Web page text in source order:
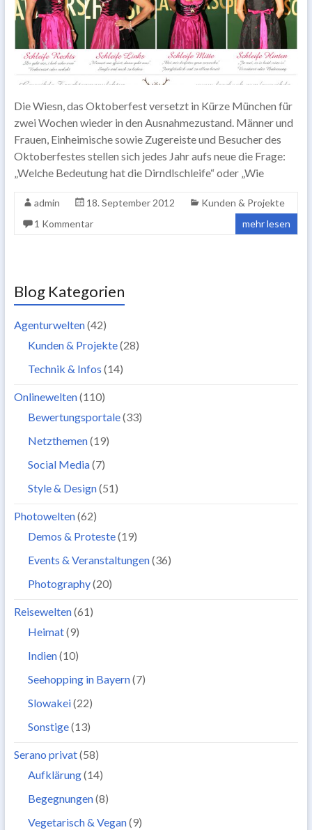
Die Wiesn, das Oktoberfest versetzt in Kürze München für
zwei Wochen wieder in den Ausnahmezustand. Männer und
Frauen, Einheimische sowie Zugereiste und Besucher des
Oktoberfestes stellen sich jedes Jahr aufs neue die Frage:
„Welche Bedeutung hat die Dirndlschleife“ oder „Wie
admin 18. September 2012
Kunden & Projekte
1 Kommentar
mehr lesen
Blog Kategorien
Agenturwelten(42)
Kunden & Projekte(28)
Technik & Infos (14)
Onlinewelten(110)
Bewertungsportale(33)
Netzthemen(19)
Social Media(7)
Style & Design(51)
Photowelten(62)
Demos & Proteste(19)
Events & Veranstaltungen(36)
Photography(20)
Reisewelten(61)
Heimat(9)
Indien(10)
Seehopping in Bayern(7)
Slowakei(22)
Sonstige(13)
Serano privat(58)
Aufklärung(14)
Begegnungen(8)
Vegetarisch & Vegan(9)